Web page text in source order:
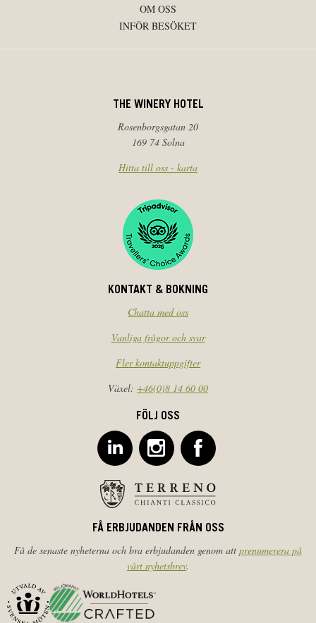
OM OSS
INFÖR BESÖKET
THE WINERY HOTEL
Rosenborgsgatan 20
169 74 Solna
Hitta till oss - karta
KONTAKT & BOKNING
Chatta med oss
Vanliga frågor och svar
Fler kontaktuppgifter
Växel: +46(0)8 14 60 00
FÖLJ OSS
FÅ ERBJUDANDEN FRÅN OSS
Få de senaste nyheterna och bra erbjudanden genom att prenumerera på
vårt nyhetsbrev.